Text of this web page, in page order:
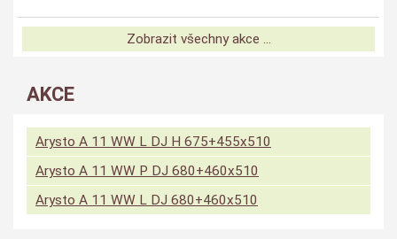
Zobrazit všechny akce ...
AKCE
Arysto A 11 WW L DJ H 675+455x510
Arysto A 11 WW P DJ 680+460x510
Arysto A 11 WW L DJ 680+460x510